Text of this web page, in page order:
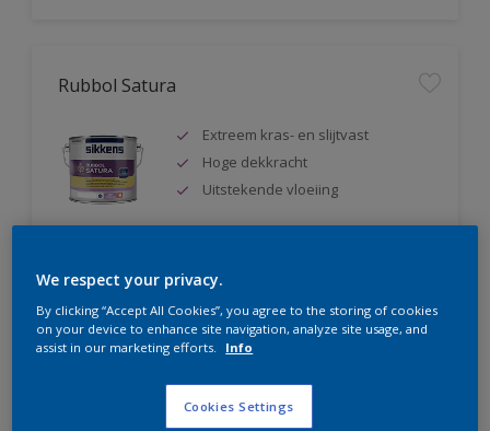
Rubbol Satura
Extreem kras- en slijtvast
Hoge dekkracht
Uitstekende vloeiing
Rubbol BL Rezisto Satin
We respect your privacy.
By clicking “Accept All Cookies”, you agree to the storing of cookies
on your device to enhance site navigation, analyze site usage, and
assist in our marketing efforts.
Info
Cookies Settings